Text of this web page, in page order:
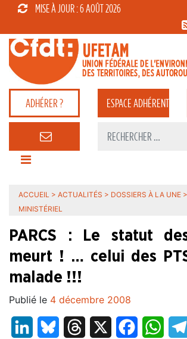
MISE À JOUR : 6 AOÛT 2026
ADHÉRER ? ESPACEADHÉRENT
ACCUEIL > ACTUALITÉS > DOSSIERS À LA UNE >
MINISTÉRIEL
PARCS : Le statut
meurt ! … celui des
malade !!!
Publié le 4 décembre 2008
LinkedInBluesky Threads Facebook